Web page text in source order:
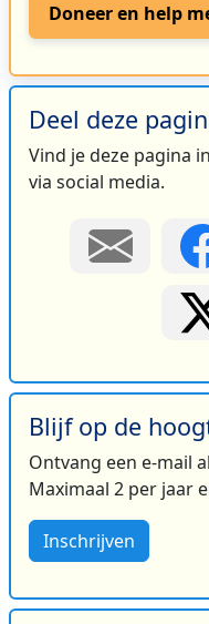
Doneer en help
Deel deze
Vind je deze pagina
via social media.
Blijf op de
Ontvang een e-mail
Maximaal 2 per jaar
Inschrijven